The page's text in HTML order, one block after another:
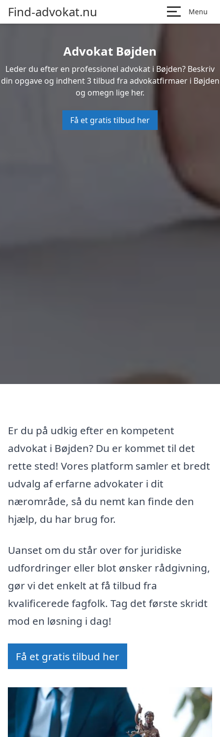
Find-advokat.nu Menu
Advokat Bøjden
Leder du efter en professionel advokat i Bøjden? Beskriv
din opgave og indhent 3 tilbud fra advokatfirmaer i Bøjden
og omegn lige her.
Få et gratis tilbud her
Er du på udkig efter en kompetent
advokat i Bøjden? Du er kommet til det
rette sted! Vores platform samler et bredt
udvalg af erfarne advokater i dit
nærområde, så du nemt kan finde den
hjælp, du har brug for.
Uanset om du står over for juridiske
udfordringer eller blot ønsker rådgivning,
gør vi det enkelt at få tilbud fra
kvalificerede fagfolk. Tag det første skridt
mod en løsning i dag!
Få et gratis tilbud her